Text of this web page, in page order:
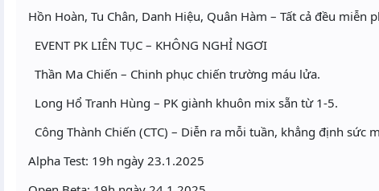
Hồn Hoàn, Tu Chân, Danh Hiệu, Quân Hàm – Tất cả đều miễn
EVENT PK LIÊN TỤC – KHÔNG NGHỈ NGƠI
Thần Ma Chiến – Chinh phục chiến trường máu lửa.
Long Hổ Tranh Hùng – PK giành khuôn mix sẵn từ 1-5.
Công Thành Chiến (CTC) – Diễn ra mỗi tuần, khẳng định sức
Alpha Test: 19h ngày 23.1.2025